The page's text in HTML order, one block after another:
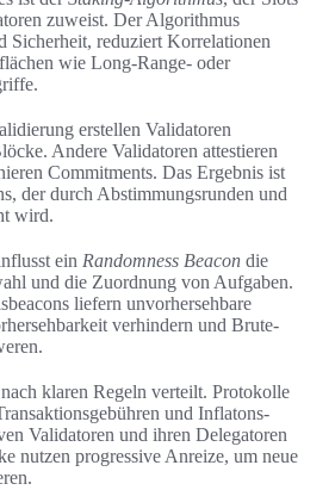
zuweist. Der Algorithmus
Sicherheit, reduziert Korrelationen
wie Long-Range- oder
erstellen Validatoren
Andere Validatoren attestieren
Commitments. Das Ergebnis ist
der durch Abstimmungsrunden und
wird.
ein Randomness Beacon die
und die Zuordnung von Aufgaben.
liefern unvorhersehbare
verhindern und Brute-
klaren Regeln verteilt. Protokolle
und Inflatons-
Validatoren und ihren Delegatoren
nutzen progressive Anreize, um neue